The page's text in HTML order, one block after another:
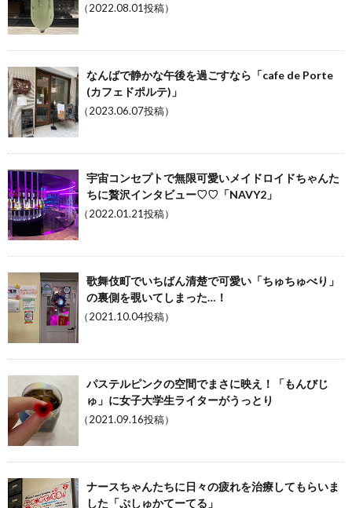
（2022.08.01投稿）
なんばで静かな午後を過ごすなら「cafe de Porte
(カフェドポルテ)」
（2023.06.07投稿）
宇宙コンセプトで無限可愛いメイドロイドちゃんた
ちに贅沢インタビュー♡♡「NAVY2」
（2022.01.21投稿）
歌舞伎町でいちばん清楚で可愛い「ちゅちゅべり」
の裏側を覗いてしまった…！
（2021.10.04投稿）
パステルピンクの空間でまさに映え！「もんびじ
ゅ」に女子大学生ライターがうっとり
（2021.09.16投稿）
ナースちゃんたちに日々の疲れを治療してもらいま
した「ぷしゅかてーてる」